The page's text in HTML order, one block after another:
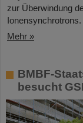
zur Überwindung
Ionensynchrotrons.
Mehr »
BMBF-
besucht